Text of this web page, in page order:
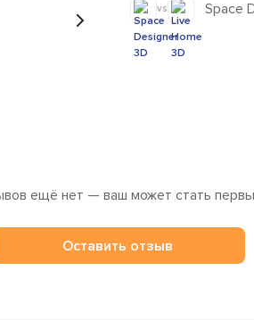
vs Space
ещё нет — ваш может стать
Оставить отзыв